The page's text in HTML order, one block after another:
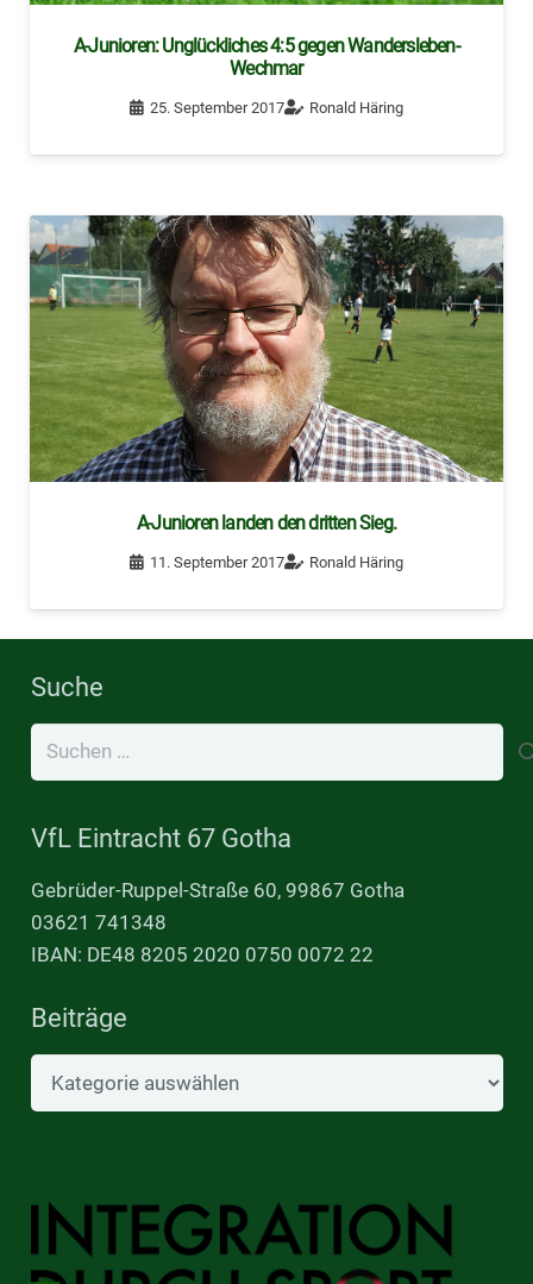
A-Junioren: Unglückliches 4:5 gegen Wandersleben-
Wechmar
25. September 2017 Ronald Häring
A-Junioren landen den dritten Sieg.
11. September 2017 Ronald Häring
Suche
Suchen
VfL Eintracht 67 Gotha
Gebrüder-Ruppel-Straße 60, 99867 Gotha
03621 741348
IBAN: DE48 8205 2020 0750 0072 22
Beiträge